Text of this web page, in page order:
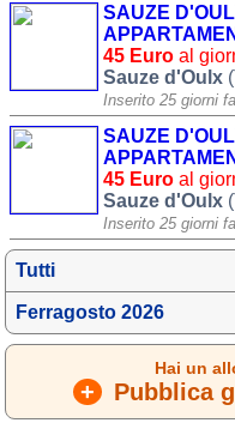
SAUZE
45 Euro al
Sauze d'Oulx
Inserito 25 giorni fa
SAUZE
45 Euro al
Sauze d'Oulx
Inserito 25 giorni fa
Tutti
Ferragosto 2026
Hai un
+ Pubblica